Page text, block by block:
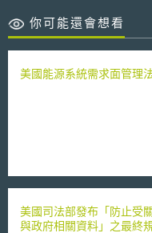
你可能還會想看
美國能源系統需求面管理
美國司法部發布「防止受
與政府相關資料」之最終